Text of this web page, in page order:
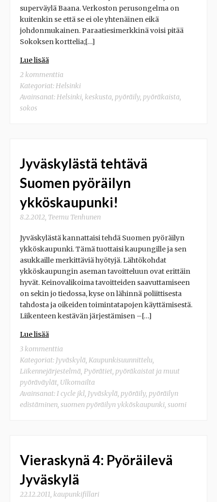
superväylä Baana. Verkoston perusongelma on
kuitenkin se että se ei ole yhtenäinen eikä
johdonmukainen. Paraatiesimerkkinä voisi pitää
Sokoksen korttelia;[…]
Lue lisää
2 kommenttia
Kategoriat:Helsinki
Avainsanat:Helsinki, keskusta, pyöräily, pyöräkaista,
sokos
Jyväskylästä tehtävä
Suomen pyöräilyn
ykköskaupunki!
8.2.2012, Teemu Tenhunen
Jyväskylästä kannattaisi tehdä Suomen pyöräilyn
ykköskaupunki. Tämä tuottaisi kaupungille ja sen
asukkaille merkittäviä hyötyjä. Lähtökohdat
ykköskaupungin aseman tavoitteluun ovat erittäin
hyvät. Keinovalikoima tavoitteiden saavuttamiseen
on sekin jo tiedossa, kyse on lähinnä poliittisesta
tahdosta ja oikeiden toimintatapojen käyttämisestä.
Liikenteen kestävän järjestämisen –[…]
Lue lisää
3 kommenttia
Kategoriat: Jyväskylä, Kaupunkisuunnittelu,
Liikennejärjestelmä, Pyörätiet, pyöräkaistat ja muut
pyöräväylät, Ulkomailta
Avainsanat:I cycle jkl, Jyväskylä, pyöräily, pyöräilyn
edistäminen, suomen pyöräilyn ykköskaupunki, suomi
Vieraskynä 4: Pyöräilevä
Jyväskylä
22.12.2011, kaupunkifillari